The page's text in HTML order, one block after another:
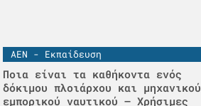
ΑΕΝ - Εκπαίδευση
Ποια είναι τα καθήκοντα ενός
δόκιμου πλοιάρχου και μηχανικού
εμπορικού ναυτικού – Χρήσιμες